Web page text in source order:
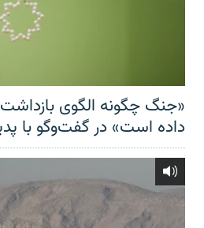
«جنگ چگونه الگوی بازداشت
داده است» در گفت‌وگو با